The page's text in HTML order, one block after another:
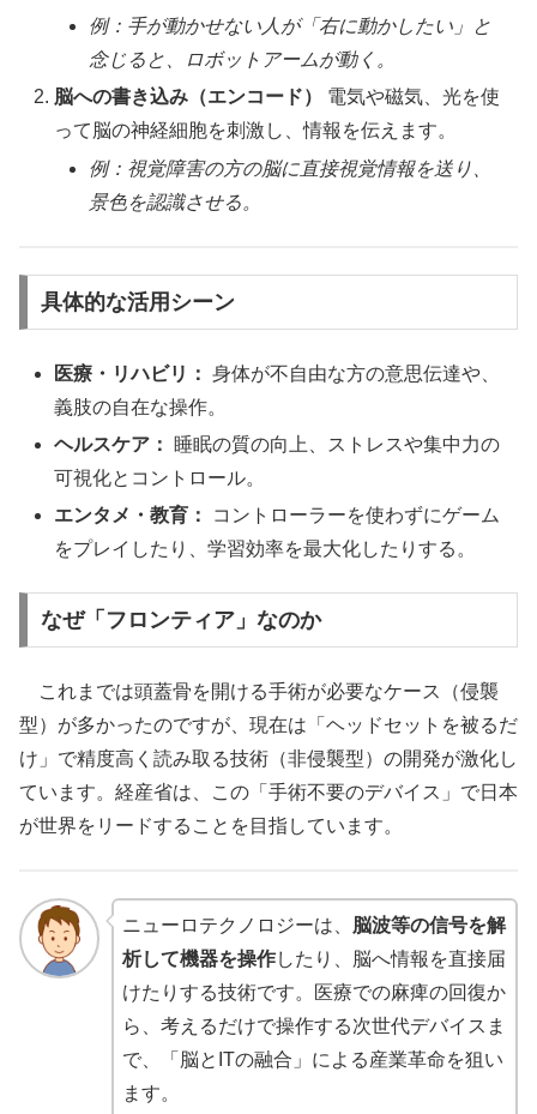
例：手が動かせない人が「右に動かしたい」と
念じると、ロボットアームが動く。
脳への書き込み（エンコード）
電気や磁気、光を使
って脳の神経細胞を刺激し、情報を伝えます。
例：視覚障害の方の脳に直接視覚情報を送り、
景色を認識させる。
具体的な活用シーン
医療・リハビリ： 身体が不自由な方の意思伝達や、
義肢の自在な操作。
ヘルスケア：
睡眠の質の向上、ストレスや集中力の
可視化とコントロール。
エンタメ・教育：
コントローラーを使わずにゲーム
をプレイしたり、学習効率を最大化したりする。
なぜ「フロンティア」なのか
これまでは頭蓋骨を開ける手術が必要なケース（侵襲
型）が多かったのですが、現在は「ヘッドセットを被るだ
け」で精度高く読み取る技術（非侵襲型）の開発が激化し
ています。経産省は、この「手術不要のデバイス」で日本
が世界をリードすることを目指しています。
ニューロテクノロジーは、 脳波等の信号を解
析して機器を操作したり、脳へ情報を直接届
けたりする技術です。医療での麻痺の回復か
ら、考えるだけで操作する次世代デバイスま
で、「脳とITの融合」による産業革命を狙い
ます。